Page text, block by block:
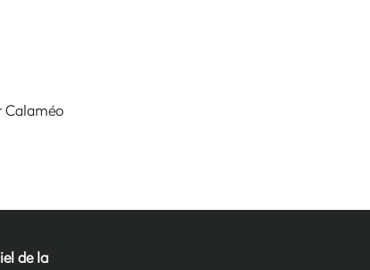
Calaméo
de la